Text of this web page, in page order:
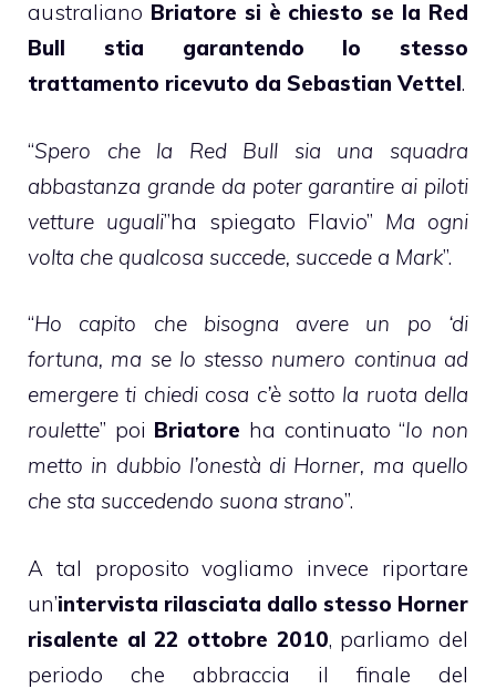
australiano Briatore si è chiesto se la Red
Bull stia garantendo lo stesso
trattamento ricevuto da Sebastian Vettel.
“Spero che la Red Bull sia una squadra
abbastanza grande da poter garantire ai piloti
vetture uguali”ha spiegato Flavio” Ma ogni
volta che qualcosa succede, succede a Mark”.
“Ho capito che bisogna avere un po ‘di
fortuna, ma se lo stesso numero continua ad
emergere ti chiedi cosa c’è sotto la ruota della
roulette” poi Briatore ha continuato “Io non
metto in dubbio l’onestà di Horner, ma quello
che sta succedendo suona strano”.
A tal proposito vogliamo invece riportare
un’intervista rilasciata dallo stesso Horner
risalente al 22 ottobre 2010, parliamo del
periodo che abbraccia il finale del